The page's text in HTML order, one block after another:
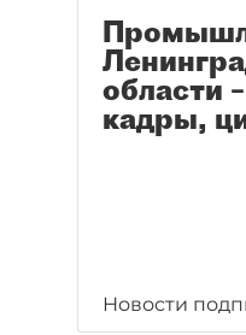
области
кадры,
Новости